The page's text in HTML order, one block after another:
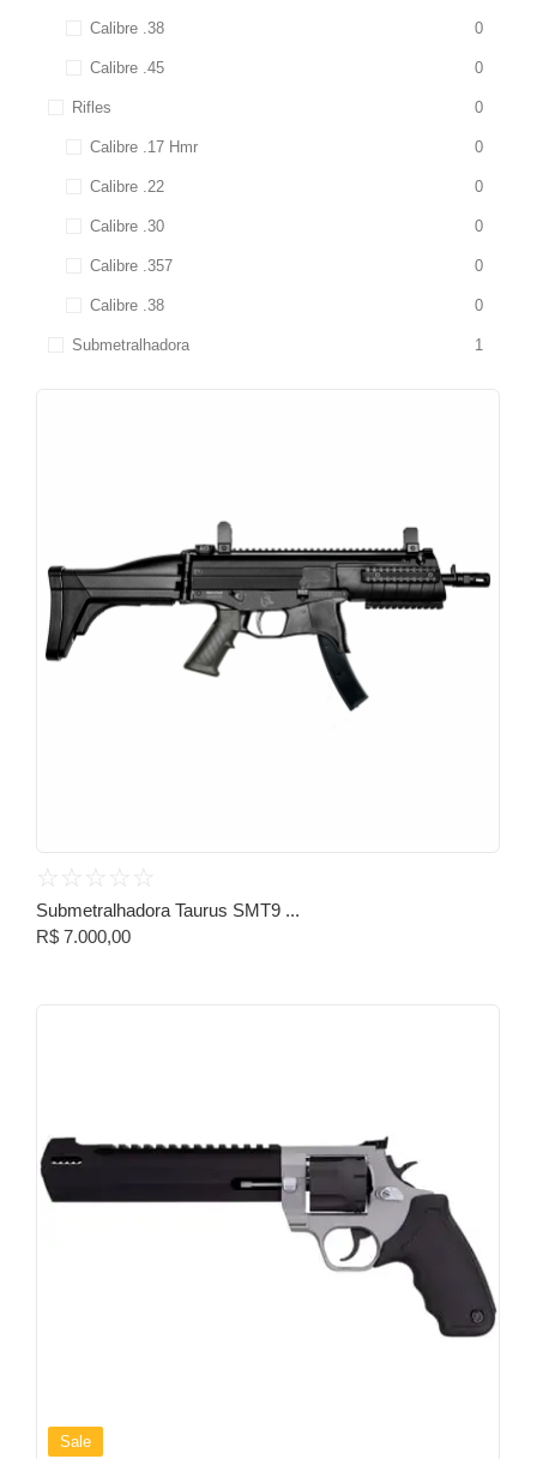
Calibre .38 0
Calibre .45 0
Rifles 0
Calibre .17 Hmr 0
Calibre .22 0
Calibre .30 0
Calibre .357 0
Calibre .38 0
Submetralhadora 1
☆ ☆ ☆ ☆ ☆
Submetralhadora Taurus SMT9 ...
R$ 7.000,00
Sale